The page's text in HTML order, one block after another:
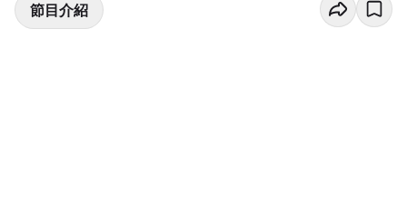
節目介紹